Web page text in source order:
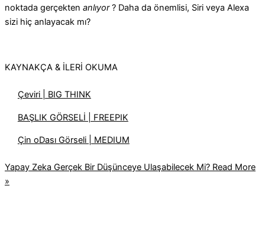
noktada gerçekten anlıyor? Daha da önemlisi, Siri veya Alexa
sizi hiç anlayacak mı?
KAYNAKÇA & İLERİ OKUMA
Çeviri | BIG THINK
BAŞLIK GÖRSELİ | FREEPIK
Çin oDası Görseli | MEDIUM
Yapay Zeka Gerçek Bir Düşünceye Ulaşabilecek Mi? Read More
»